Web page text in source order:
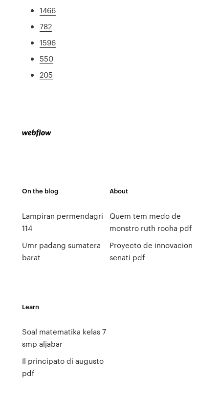
1466
782
1596
550
205
On the blog
Lampiran permendagri
114
Umr padang sumatera
barat
About
Quem tem medo de
monstro ruth rocha pdf
Proyecto de innovacion
senati pdf
Learn
Soal matematika kelas 7
smp aljabar
Il principato di augusto
pdf